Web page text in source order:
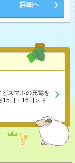
詳細へ
どスマホの充電を
15日・16日＞ド